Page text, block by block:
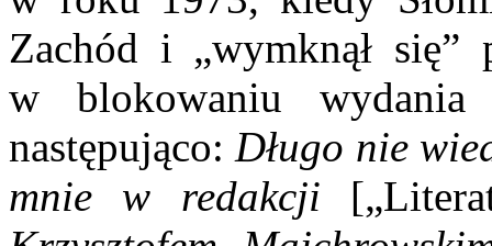
Zachód i „wymknął
w blokowaniu
następująco:Długo nie
mnie w redakcji